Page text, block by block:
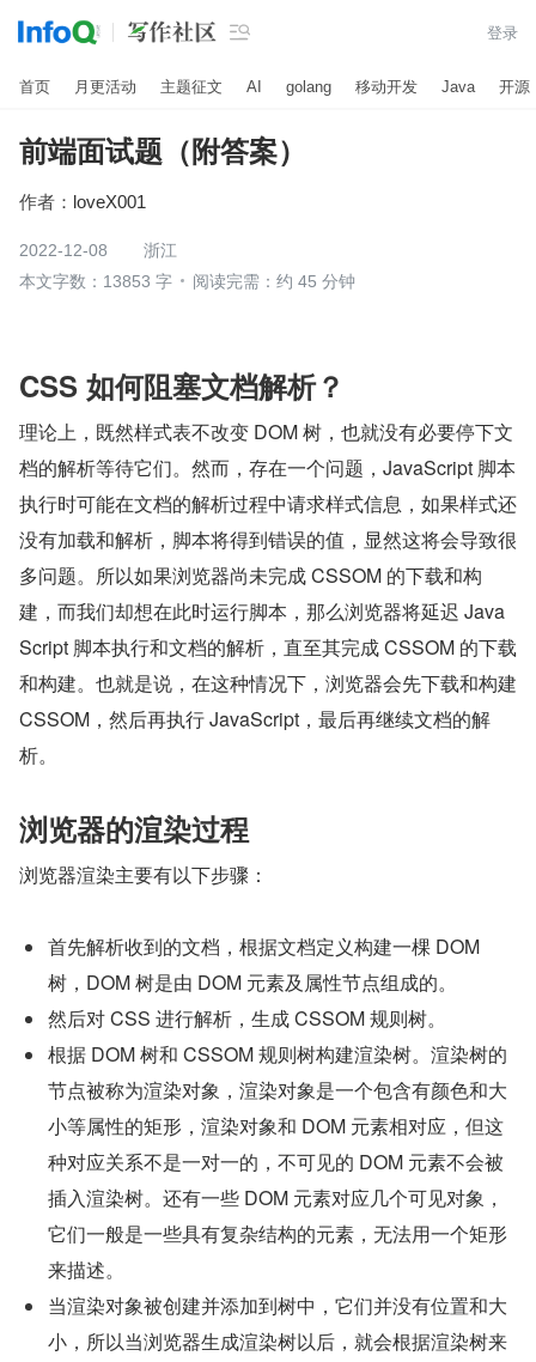
 登录
首页 月更活动 主题征文 AI golang 移动开发 Java 开源
前端面试题（附答案）
作者： loveX001
2022-12-08
浙江
本文字数：13853 字
阅读完需：约 45 分钟
CSS 如何阻塞文档解析？
理论上，既然样式表不改变 DOM 树，也就没有必要停下文
档的解析等待它们。然而，存在一个问题，JavaScript 脚本
执行时可能在文档的解析过程中请求样式信息，如果样式还
没有加载和解析，脚本将得到错误的值，显然这将会导致很
多问题。所以如果浏览器尚未完成 CSSOM 的下载和构
建，而我们却想在此时运行脚本，那么浏览器将延迟 Java
Script 脚本执行和文档的解析，直至其完成 CSSOM 的下载
和构建。也就是说，在这种情况下，浏览器会先下载和构建
CSSOM，然后再执行 JavaScript，最后再继续文档的解
析。
浏览器的渲染过程
浏览器渲染主要有以下步骤：
首先解析收到的文档，根据文档定义构建一棵 DOM
树，DOM 树是由 DOM 元素及属性节点组成的。
然后对 CSS 进行解析，生成 CSSOM 规则树。
根据 DOM 树和 CSSOM 规则树构建渲染树。渲染树的
节点被称为渲染对象，渲染对象是一个包含有颜色和大
小等属性的矩形，渲染对象和 DOM 元素相对应，但这
种对应关系不是一对一的，不可见的 DOM 元素不会被
插入渲染树。还有一些 DOM 元素对应几个可见对象，
它们一般是一些具有复杂结构的元素，无法用一个矩形
来描述。
当渲染对象被创建并添加到树中，它们并没有位置和大
小，所以当浏览器生成渲染树以后，就会根据渲染树来